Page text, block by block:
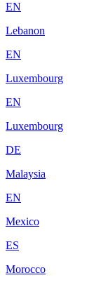
EN
Lebanon
EN
Luxembourg
EN
Luxembourg
DE
Malaysia
EN
Mexico
ES
Morocco